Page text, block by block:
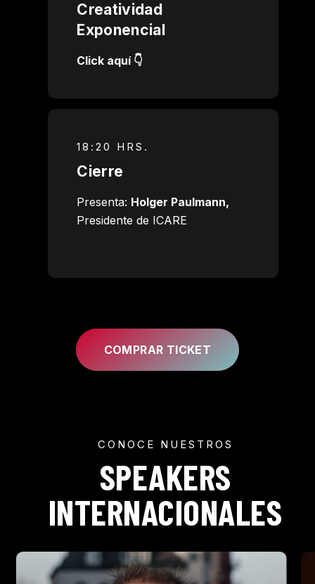
Creatividad
Exponencial
Click aquí 👇
18:20 HRS.
Cierre
Presenta: Holger Paulmann,
Presidente de ICARE
COMPRAR TICKET
CONOCE NUESTROS
SPEAKERS
INTERNACIONALES